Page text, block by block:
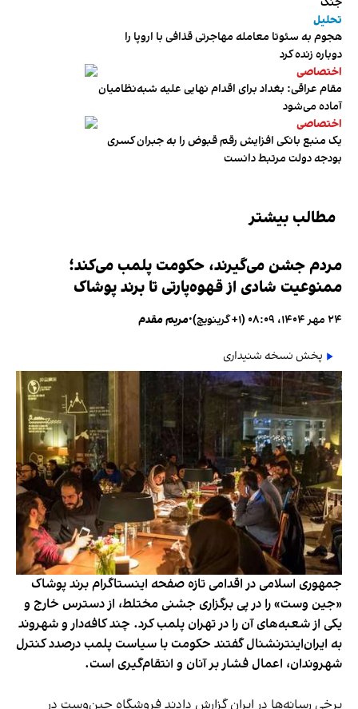
تحلیل
هجوم به سئوتا معامله مهاجرتی قذافی با اروپا را
دوباره زنده کرد
اختصاصی
مقام عراقی: بغداد برای اقدام نهایی علیه شبه‌نظامیان
آماده می‌شود
اختصاصی
یک منبع بانکی افزایش رقم قبوض را به جبران کسری
بودجه دولت مرتبط دانست
مطالب بیشتر
مردم جشن می‌گیرند، حکومت پلمب می‌کند؛
ممنوعیت شادی از قهوه‌پارتی تا برند پوشاک
۲۴ مهر ۱۴۰۴، ۰۸:۰۹ (‎+۱ گرینویچ) •مریم مقدم
پخش نسخه شنیداری
جمهوری اسلامی در اقدامی تازه صفحه اینستاگرام برند پوشاک
«جین وست» را در پی برگزاری جشنی مختلط، از دسترس خارج و
یکی از شعبه‌های آن را در تهران پلمب کرد. چند کافه‌‌دار و شهروند
به ایران‌اینترنشنال گفتند حکومت با سیاست پلمب درصدد کنترل
شهروندان، اعمال فشار بر آنان و انتقام‌گیری است.
برخی رسانه‌ها در ایران گزارش دادند فروشگاه جین‌وست در